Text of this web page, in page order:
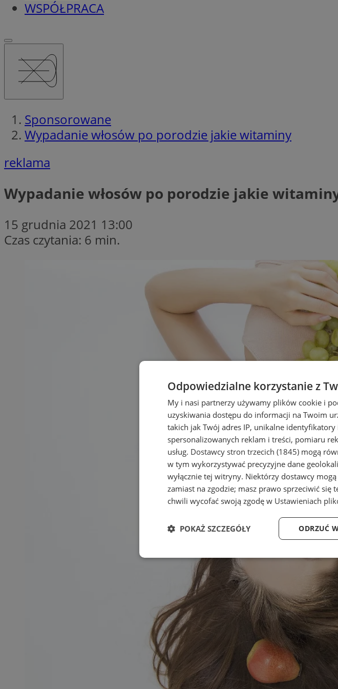
WSPÓŁPRACA
Sponsorowane
Wypadanie włosów po porodzie jakie witaminy
reklama
Wypadanie włosów po porodzie jakie
15 grudnia 2021 13:00
Czas czytania: 6 min.
Odpowiedzialne korzystanie z
My i nasi partnerzy używamy plików cookie i
uzyskiwania dostępu do informacji na Twoim
takich jak Twój adres IP, unikalne
spersonalizowanych reklam i treści, pomiaru
usług. Dostawcy stron trzecich (1845) mogą
w tym wykorzystywać precyzyjne dane
wyłącznie tej witryny. Niektórzy dostawcy
zamiast na zgodzie; masz prawo sprzeciwić się
chwili wycofać swoją zgodę w Ustawieniach
ODRZUĆ
POKAŻ SZCZEGÓŁY
Niezbędne Wydajność
Wydajność
Niezbędne pliki cookie umożliwiają korzystanie z
zarządzanie kontem. Bez niezbędnych plików cookie nie
Nazwa /Domena